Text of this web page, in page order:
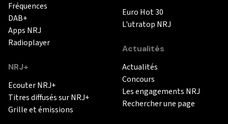
Fréquences
DAB+
Apps NRJ
Radioplayer
NRJ+
Ecouter NRJ+
Titres diffusés sur NRJ+
Grille et émissions
Euro Hot 30
L'utratop NRJ
Actualités
Actualités
Concours
Les engagements NRJ
Rechercher une page